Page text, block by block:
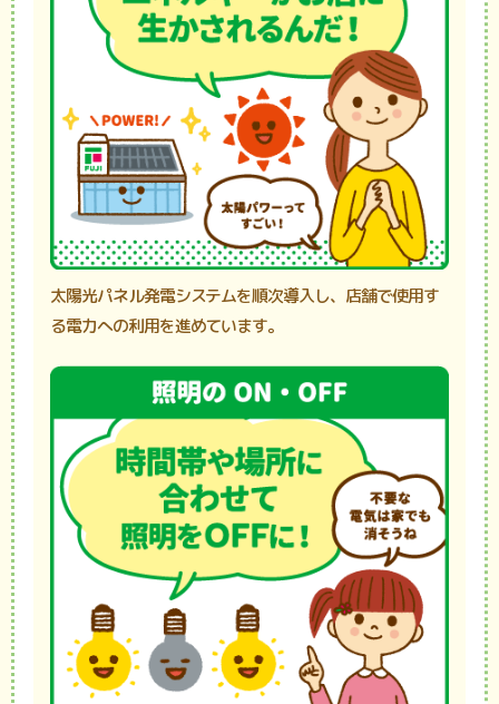
太陽光パネル発電システムを順次導入し、店舗で使用す
る電力への利用を進めています。